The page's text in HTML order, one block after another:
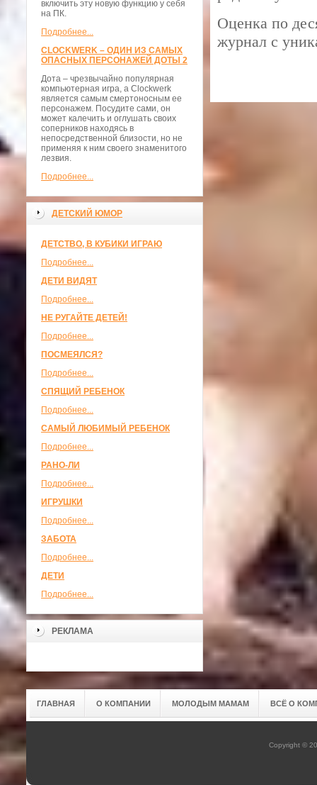
включить эту новую функцию у себя
на ПК.
Подробнее...
CLOCKWERK – ОДИН ИЗ САМЫХ
ОПАСНЫХ ПЕРСОНАЖЕЙ ДОТЫ 2
Дота – чрезвычайно популярная
компьютерная игра, а Clockwerk
является самым смертоносным ее
персонажем. Посудите сами, он
может калечить и оглушать своих
соперников находясь в
непосредственной близости, но не
применяя к ним своего знаменитого
лезвия.
Подробнее...
ДЕТСКИЙ ЮМОР
ДЕТСТВО, В КУБИКИ ИГРАЮ
Подробнее...
ДЕТИ ВИДЯТ
Подробнее...
НЕ РУГАЙТЕ ДЕТЕЙ!
Подробнее...
ПОСМЕЯЛСЯ?
Подробнее...
СПЯЩИЙ РЕБЕНОК
Подробнее...
САМЫЙ ЛЮБИМЫЙ РЕБЕНОК
Подробнее...
РАНО-ЛИ
Подробнее...
ИГРУШКИ
Подробнее...
ЗАБОТА
Подробнее...
ДЕТИ
Подробнее...
РЕКЛАМА
Оценка по
журнал с
ГЛАВНАЯ О КОМПАНИИ МОЛОДЫМ МАМАМ ВСЁ О
Copyright ©